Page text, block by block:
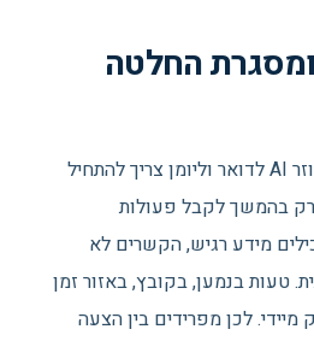
החלטה
התשובה הקצרה היא שעוזר AI לדואר וליומן צריך להתחיל
בהמשך לקבל פעולות
מידע רגיש, הקשרים לא
טעות בנמען, בקובץ, באזור זמן
מיידי. לכן מפרידים בין הצעה